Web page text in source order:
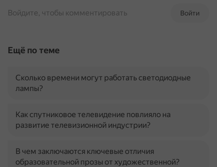
Войти
Войдите, чтобы комментировать
Ещё по теме
Сколько времени могут работать светодиодные
лампы?
Как спутниковое телевидение повлияло на
развитие телевизионной индустрии?
В чем заключаются ключевые отличия
образовательной прозы от художественной?